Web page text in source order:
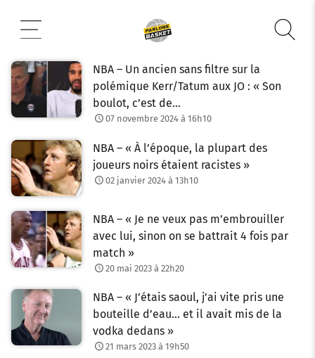
contenu
NBA – Un ancien sans filtre sur la
polémique Kerr/Tatum aux JO : « Son
boulot, c’est de…
07 novembre 2024 à 16h10
NBA – « À l’époque, la plupart des
joueurs noirs étaient racistes »
02 janvier 2024 à 13h10
NBA – « Je ne veux pas m’embrouiller
avec lui, sinon on se battrait 4 fois par
match »
20 mai 2023 à 22h20
NBA – « J’étais saoul, j’ai vite pris une
bouteille d’eau… et il avait mis de la
vodka dedans »
21 mars 2023 à 19h50